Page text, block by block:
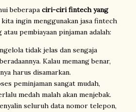
beberapa ciri-ciri fintech yang
ingin menggunakan jasa fintech
pembiayaan pinjaman adalah:
tidak jelas dan sengaja
Kalau memang benar,
harus disamarkan.
peminjaman sangat mudah,
medah malah akan menjebak.
seluruh data nomor telepon,